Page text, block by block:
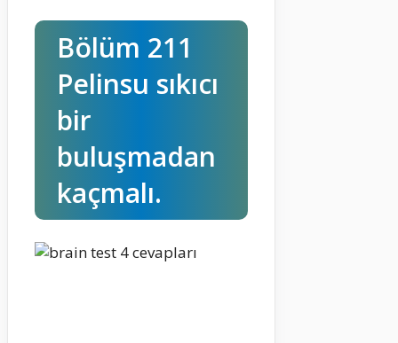
Bölüm 211
Pelinsu sıkıcı
bir
buluşmadan
kaçmalı.